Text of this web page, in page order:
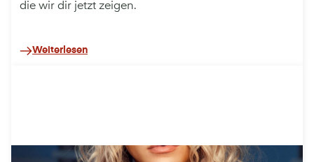
die wir dir jetzt zeigen.
Weiterlesen